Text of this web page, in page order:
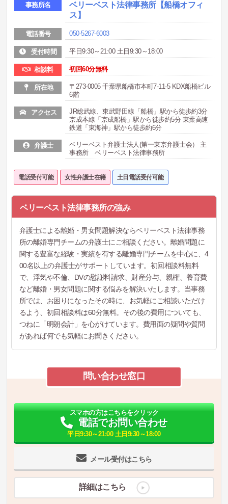
事務所名 ベリーベスト法律事務所【船橋オフィ
ス】
電話番号 050-5267-6003
受付時間 平日9:30～21:00 土日9:30～18:00
相談料 初回60分無料
所在地
〒273-0005 千葉県船橋市本町7-11-5 KDX船橋ビル
6階
アクセス
JR総武線、東武野田線「船橋」駅から徒歩約3分
京成本線「京成船橋」駅から徒歩約5分 東葉高速
鉄道「東海神」駅から徒歩約6分
弁護士
ベリーベスト弁護士法人(第一東京弁護士会） 主
事務所 ベリーベスト法律事務所
電話受付可能 女性弁護士在籍 土日電話受付可能
ベリーベスト法律事務所の強み
弁護士による離婚・男女問題解決ならベリーベスト法律事務
所の離婚専門チームの弁護士にご相談ください。離婚問題に
関する豊富な経験・実績を有する離婚専門チームを中心に、4
00名以上の弁護士がサポートしています。初回相談料無料
で、浮気や不倫、DVの慰謝料請求、財産分与、親権、養育費
など離婚・男女問題に関する悩みを解決いたします。当事務
所では、お困りになったその時に、お気軽にご相談いただけ
るよう、初回相談料は60分無料。その後の費用についても、
つねに「明朗会計」を心がけています。費用面の疑問や質問
があれば何でも気軽にお聞きください。
問い合わせ窓口
メール受付はこちら
スマホの方はこちらをクリック
電話でお問い合わせ
平日9:30～21:00 土日9:30～18:00
詳細はこちら